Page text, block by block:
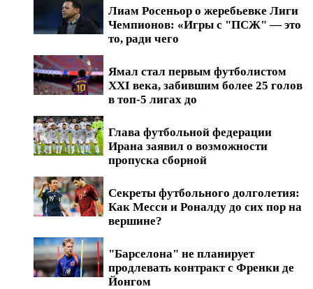
Лиам Росеньор о жеребьевке Лиги
Чемпионов: «Игры с "ПСЖ" — это
то, ради чего
Ямал стал первым футболистом
XXI века, забившим более 25 голов
в топ-5 лигах до
Глава футбольной федерации
Ирана заявил о возможности
пропуска сборной
Секреты футбольного долголетия:
Как Месси и Роналду до сих пор на
вершине?
"Барселона" не планирует
продлевать контракт с Френки де
Йонгом